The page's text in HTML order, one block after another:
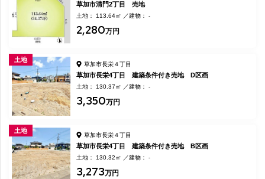
草加市清門2丁目 売地
土地： 113.64㎡ 建物： -
2,280万円
土地
草加市長栄４丁目
草加市長栄4丁目 建築条件付き売地 D区画
土地： 130.37㎡ 建物： -
3,350万円
土地
草加市長栄４丁目
草加市長栄4丁目 建築条件付き売地 B区画
土地： 130.32㎡ 建物： -
3,273万円